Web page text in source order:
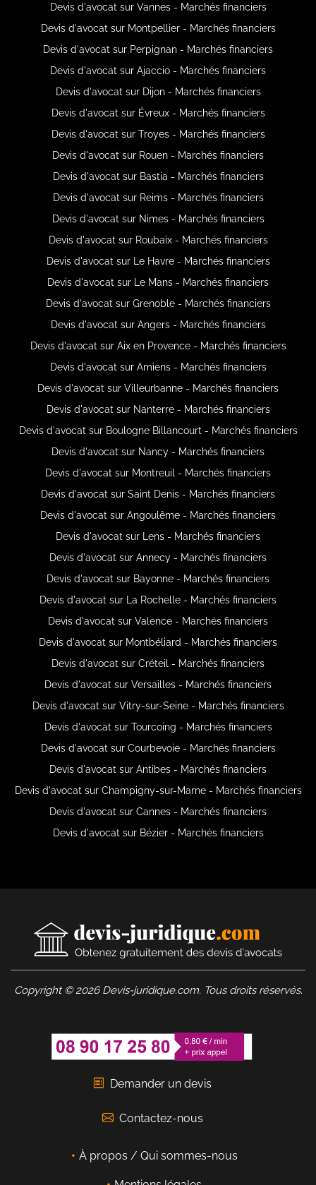
Devis d'avocat sur Vannes - Marchés financiers
Devis d'avocat sur Montpellier - Marchés financiers
Devis d'avocat sur Perpignan - Marchés financiers
Devis d'avocat sur Ajaccio - Marchés financiers
Devis d'avocat sur Dijon - Marchés financiers
Devis d'avocat sur Évreux - Marchés financiers
Devis d'avocat sur Troyes - Marchés financiers
Devis d'avocat sur Rouen - Marchés financiers
Devis d'avocat sur Bastia - Marchés financiers
Devis d'avocat sur Reims - Marchés financiers
Devis d'avocat sur Nimes - Marchés financiers
Devis d'avocat sur Roubaix - Marchés financiers
Devis d'avocat sur Le Havre - Marchés financiers
Devis d'avocat sur Le Mans - Marchés financiers
Devis d'avocat sur Grenoble - Marchés financiers
Devis d'avocat sur Angers - Marchés financiers
Devis d'avocat sur Aix en Provence - Marchés financiers
Devis d'avocat sur Amiens - Marchés financiers
Devis d'avocat sur Villeurbanne - Marchés financiers
Devis d'avocat sur Nanterre - Marchés financiers
Devis d'avocat sur Boulogne Billancourt - Marchés financiers
Devis d'avocat sur Nancy - Marchés financiers
Devis d'avocat sur Montreuil - Marchés financiers
Devis d'avocat sur Saint Denis - Marchés financiers
Devis d'avocat sur Angoulême - Marchés financiers
Devis d'avocat sur Lens - Marchés financiers
Devis d'avocat sur Annecy - Marchés financiers
Devis d'avocat sur Bayonne - Marchés financiers
Devis d'avocat sur La Rochelle - Marchés financiers
Devis d'avocat sur Valence - Marchés financiers
Devis d'avocat sur Montbéliard - Marchés financiers
Devis d'avocat sur Créteil - Marchés financiers
Devis d'avocat sur Versailles - Marchés financiers
Devis d'avocat sur Vitry-sur-Seine - Marchés financiers
Devis d'avocat sur Tourcoing - Marchés financiers
Devis d'avocat sur Courbevoie - Marchés financiers
Devis d'avocat sur Antibes - Marchés financiers
Devis d'avocat sur Champigny-sur-Marne - Marchés financiers
Devis d'avocat sur Cannes - Marchés financiers
Devis d'avocat sur Bézier - Marchés financiers
Copyright © 2026 Devis-juridique.com. Tous droits réservés.
Demander un devis
Contactez-nous
À propos / Qui sommes-nous